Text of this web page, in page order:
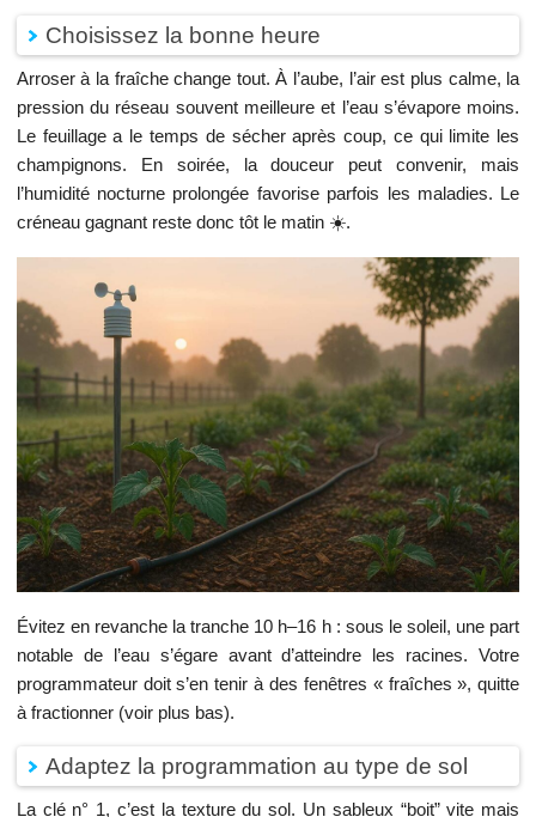
Choisissez la bonne heure
Arroser à la fraîche change tout. À l’aube, l’air est plus calme, la
pression du réseau souvent meilleure et l’eau s’évapore moins.
Le feuillage a le temps de sécher après coup, ce qui limite les
champignons. En soirée, la douceur peut convenir, mais
l’humidité nocturne prolongée favorise parfois les maladies. Le
créneau gagnant reste donc tôt le matin ☀️.
Évitez en revanche la tranche 10 h–16 h : sous le soleil, une part
notable de l’eau s’égare avant d’atteindre les racines. Votre
programmateur doit s’en tenir à des fenêtres « fraîches », quitte
à fractionner (voir plus bas).
Adaptez la programmation au type de sol
La clé n° 1, c’est la texture du sol. Un sableux “boit” vite mais